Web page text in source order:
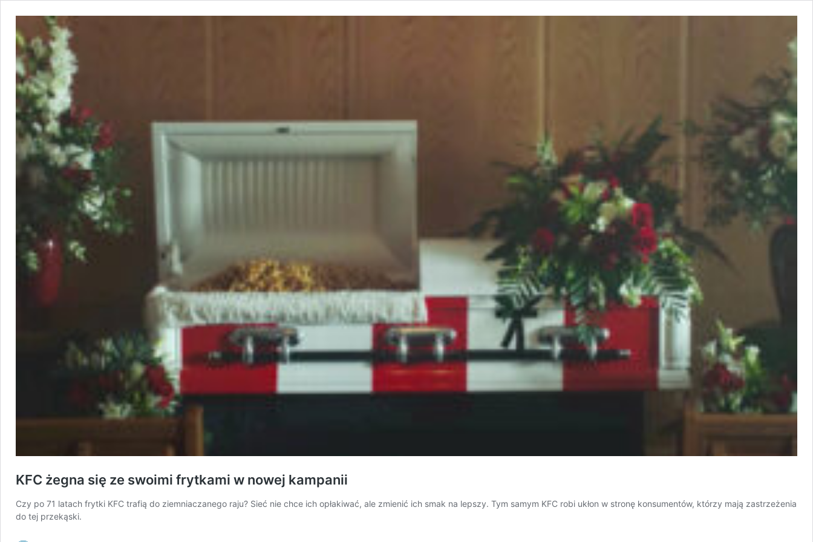
KFC żegna się ze swoimi frytkami w nowej kampanii
Czy po 71 latach frytki KFC trafią do ziemniaczanego raju? Sieć nie chce ich opłakiwać, ale zmienić ich smak na lepszy. Tym samym KFC robi ukłon w stronę konsumentów, którzy mają zastrzeżenia
do tej przekąski.